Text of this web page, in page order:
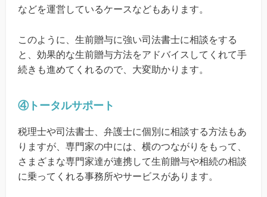
などを運営しているケースなどもあります。
このように、生前贈与に強い司法書士に相談をする
と、効果的な生前贈与方法をアドバイスしてくれて手
続きも進めてくれるので、大変助かります。
④トータルサポート
税理士や司法書士、弁護士に個別に相談する方法もあ
りますが、専門家の中には、横のつながりをもって、
さまざまな専門家達が連携して生前贈与や相続の相談
に乗ってくれる事務所やサービスがあります。